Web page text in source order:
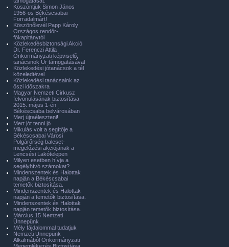
Köszöntjük Simon János
1956-os Békéscsabai
Forradalmárt!
Köszönőlevél Papp Károly
Országos rendőr-
főkapitánytól
Közlekedésbiztonsági Akció
Dr. Ferenczi Attila
Önkormányzati képviselő,
tanácsnok Úr támogatásával
Közlekedési jótanácsok a tél
közeledtével
Közlekedési tanácsaink az
őszi időszakra
Magyar Nemzeti Cirkusz
felvonulásának biztosítása
2015. május 1-én
Békéscsaba belvárosában
Merj újraéleszteni!
Mert jót tenni jó
Mikulás volt a segítője a
Békéscsabai Városi
Polgárőrség baleset-
megelőzési akciójának a
Lencsési Lakótelepen
Milyen esetben hívja a
segélyhívó számokat?
Mindenszentek és Halottak
napján a Békéscsabai
temetők biztosítása.
Mindenszentek és Halottak
napján a temetők biztosítása.
Mindenszentek és Halottak
napján temetők biztosítása.
Március 15 Nemzeti
Ünnepünk
Mély fájdalommal tudatjuk
Nemzeti Ünnepünk
Alkalmából Önkormányzati